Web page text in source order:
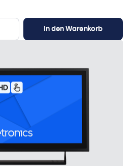
In den Warenkorb